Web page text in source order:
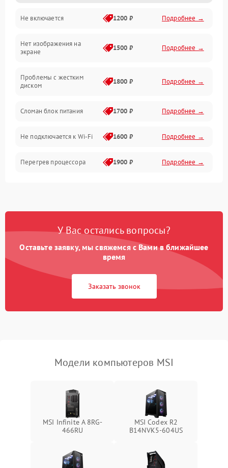
Проблемы с производительностью и стабильностью
Прочие специфичные проблемы
Не включается 1200 ₽ Подробнее →
Нет изображения на
экране
1500 ₽ Подробнее →
Проблемы с жестким
диском
1800 ₽ Подробнее →
Сломан блок питания 1700 ₽ Подробнее →
Не подключается к Wi-Fi 1600 ₽ Подробнее →
Перегрев процессора 1900 ₽ Подробнее →
Проблемы с
устройств
охлаждения
1700 ₽ Подробнее →
оперативной памяти
У Вас остались вопросы?
Оставьте заявку, мы свяжемся с Вами в ближайшее
время
Заказать звонок
Модели компьютеров MSI
MSI Infinite A 8RG-
466RU
MSI Codex R2
B14NVK5-604US